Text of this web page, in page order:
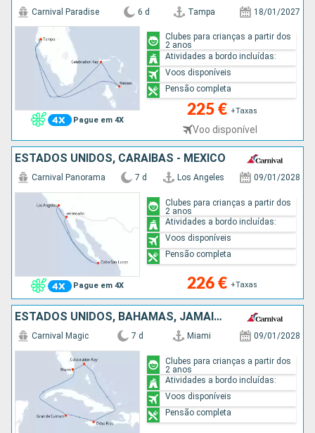
Pague em 4X
Carnival Paradise 6 d Tampa 18/01/2027
225 € +Taxas
Voo disponível
Clubes para crianças a partir dos
2 anos
Atividades a bordo incluídas:
Voos disponíveis
Pensão completa
ESTADOS UNIDOS, CARAIBAS - MEXICO
Pague em 4X
Carnival Panorama 7 d Los Angeles 09/01/2028
226 € +Taxas
Clubes para crianças a partir dos
2 anos
Atividades a bordo incluídas:
Voos disponíveis
Pensão completa
ESTADOS UNIDOS, BAHAMAS, JAMAICA, CAIMÃO (ILHAS)
Carnival Magic 7 d Miami 09/01/2028
Clubes para crianças a partir dos
2 anos
Atividades a bordo incluídas:
Voos disponíveis
Pensão completa